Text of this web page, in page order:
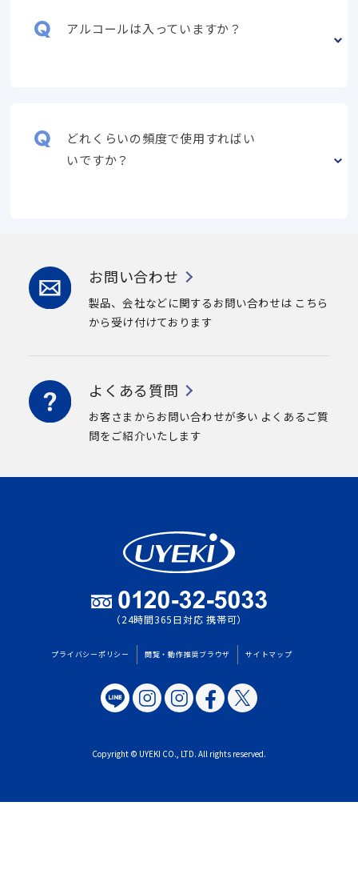
アルコールは入っていますか？
どれくらいの頻度で使用すればい
いですか？
お問い合わせ
製品、会社などに関するお問い合わせは こちら
から受け付けております
よくある質問
お客さまからお問い合わせが多い よくあるご質
問をご紹介いたします
（24時間365日対応 携帯可）
プライバシーポリシー 閲覧・動作推奨ブラウザ サイトマップ
Copyright © UYEKI CO., LTD. All rights reserved.